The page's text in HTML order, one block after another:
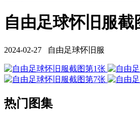
自由足球怀旧服截
2024-02-27 自由足球怀旧服
热门图集